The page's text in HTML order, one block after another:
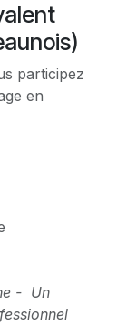
participez
en
- Un